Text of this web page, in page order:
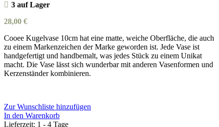
3 auf Lager
28,00 €
Cooee Kugelvase 10cm hat eine matte, weiche Oberfläche, die auch
zu einem Markenzeichen der Marke geworden ist. Jede Vase ist
handgefertigt und handbemalt, was jedes Stück zu einem Unikat
macht. Die Vase lässt sich wunderbar mit anderen Vasenformen und
Kerzenständer kombinieren.
Zur Wunschliste hinzufügen
In den Warenkorb
Lieferzeit: 1 - 4 Tage